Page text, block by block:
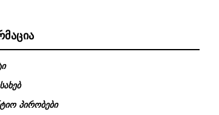
პირობები